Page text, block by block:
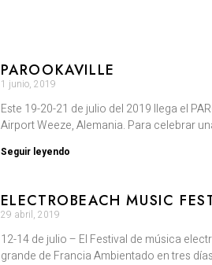
PAROOKAVILLE
1 junio, 2019
Este 19-20-21 de julio del 2019 llega el
Airport Weeze, Alemania. Para celebrar
Seguir leyendo
ELECTROBEACH MUSIC
29 abril, 2019
12-14 de julio – El Festival de música
grande de Francia Ambientado en tres